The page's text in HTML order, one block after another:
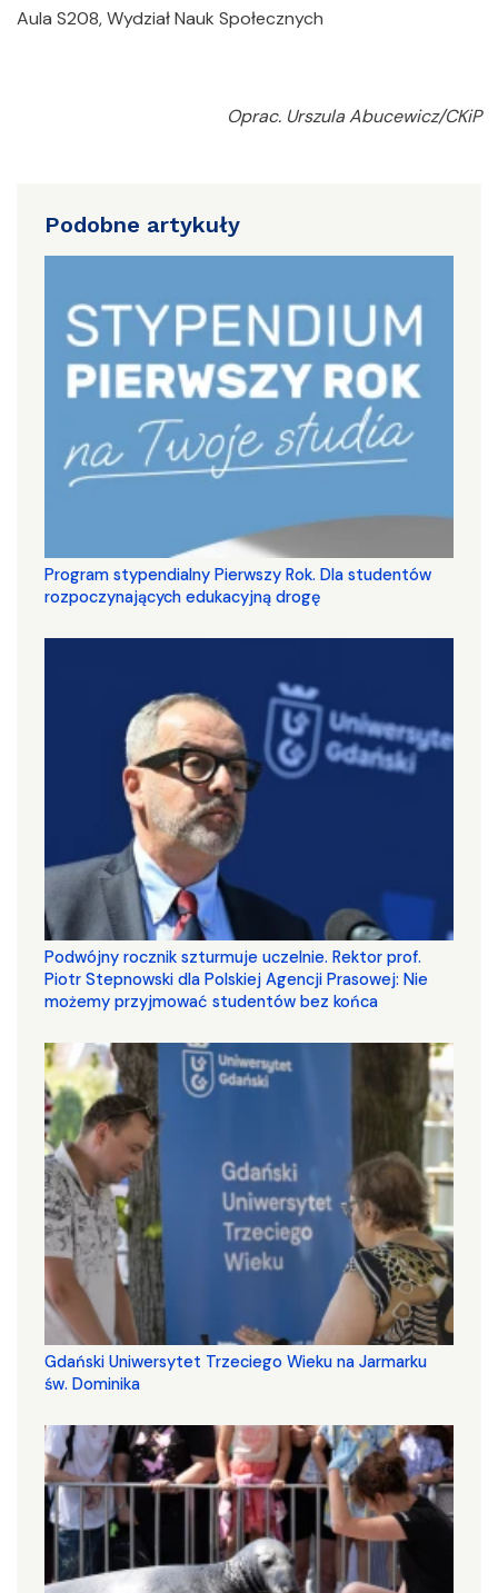
Aula S208, Wydział Nauk Społecznych
Oprac. Urszula Abucewicz/CKiP
Podobne artykuły
Program stypendialny Pierwszy Rok. Dla studentów
rozpoczynających edukacyjną drogę
Podwójny rocznik szturmuje uczelnie. Rektor prof.
Piotr Stepnowski dla Polskiej Agencji Prasowej: Nie
możemy przyjmować studentów bez końca
Gdański Uniwersytet Trzeciego Wieku na Jarmarku
św. Dominika